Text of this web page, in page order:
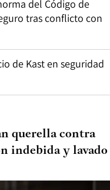
del Código de
tras conflicto con
de Kast en seguridad
querella contra
indebida y lavado